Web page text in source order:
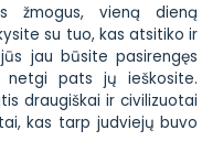
žmogus, vieną dieną
su tuo, kas atsitiko ir
jau būsite pasirengęs
netgi pats jų ieškosite.
draugiškai ir civilizuotai
kas tarp judviejų buvo